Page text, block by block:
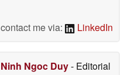
contact me via:
LinkedIn
Ninh Ngoc Duy- Editorial